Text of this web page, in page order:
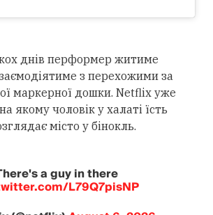
днів перформер житиме
з перехожими за
маркерної дошки. Netflix уже
якому чоловік у халаті їсть
місто у бінокль.
a guy in there
L79Q7pisNP